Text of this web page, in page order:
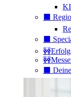
⬛️
⬛️
⬛️